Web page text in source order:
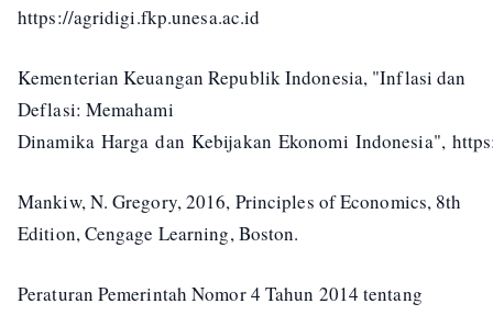
https://agridigi.fkp.unesa.ac.id
Kementerian Keuangan Republik Indonesia, "Inflasi dan
Deflasi: Memahami
Dinamika Harga dan Kebijakan Ekonomi Indonesia",
Mankiw, N. Gregory, 2016, Principles of Economics, 8th
Edition, Cengage Learning, Boston.
Peraturan Pemerintah Nomor 4 Tahun 2014 tentang